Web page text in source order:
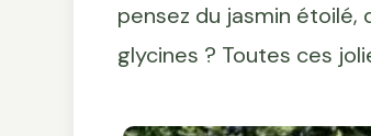
pensez du jasmin
glycines ? Toutes ces